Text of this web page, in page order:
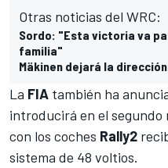
Otras noticias del WRC:
Sordo: "Esta victoria va
familia"
Mäkinen dejará la
La FIA también ha
introducirá en el segundo
con los coches Rally2
sistema de 48 voltios.